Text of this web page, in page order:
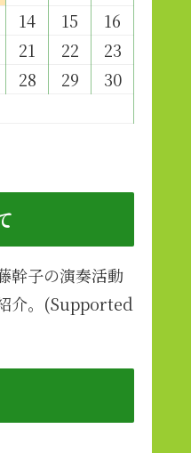
14 15
16
21 22
23
28 29
30
幹子の演奏活動
介。(Supported